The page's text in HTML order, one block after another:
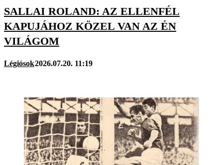
SALLAI ROLAND: AZ ELLENFÉL
KAPUJÁHOZ KÖZEL VAN AZ ÉN
VILÁGOM
Légiósok2026.07.20. 11:19